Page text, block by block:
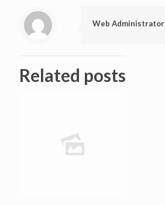
Web Administrator
Related posts